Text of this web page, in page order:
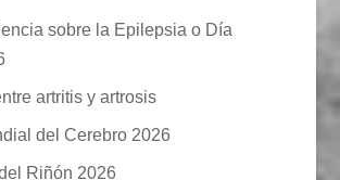
sobre la Epilepsia o Día
artritis y artrosis
del Cerebro 2026
Riñón 2026